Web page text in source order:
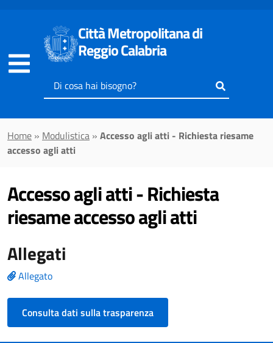
Città Metropolitana di
Reggio Calabria
Inserisci
il
cercare
Home » Modulistica » Accesso agli atti - Richiesta riesame
accesso agli atti
Accesso agli atti - Richiesta
riesame accesso agli atti
Allegati
Allegato
Consulta dati sulla trasparenza